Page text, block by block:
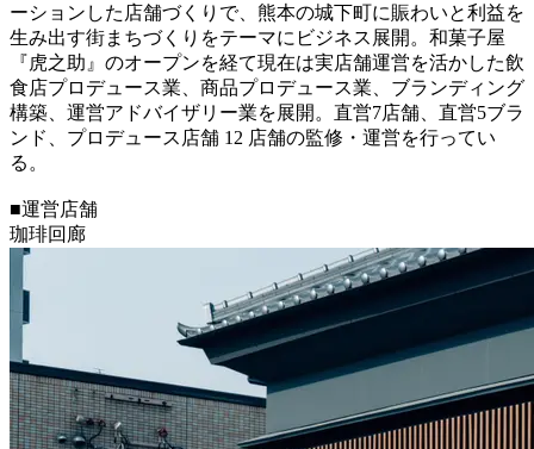
ーションした店舗づくりで、熊本の城下町に賑わいと利益を
生み出す街まちづくりをテーマにビジネス展開。和菓子屋
『虎之助』のオープンを経て現在は実店舗運営を活かした飲
食店プロデュース業、商品プロデュース業、ブランディング
構築、運営アドバイザリー業を展開。直営7店舗、直営5ブラ
ンド、プロデュース店舗 12 店舗の監修・運営を行ってい
る。
■運営店舗
珈琲回廊